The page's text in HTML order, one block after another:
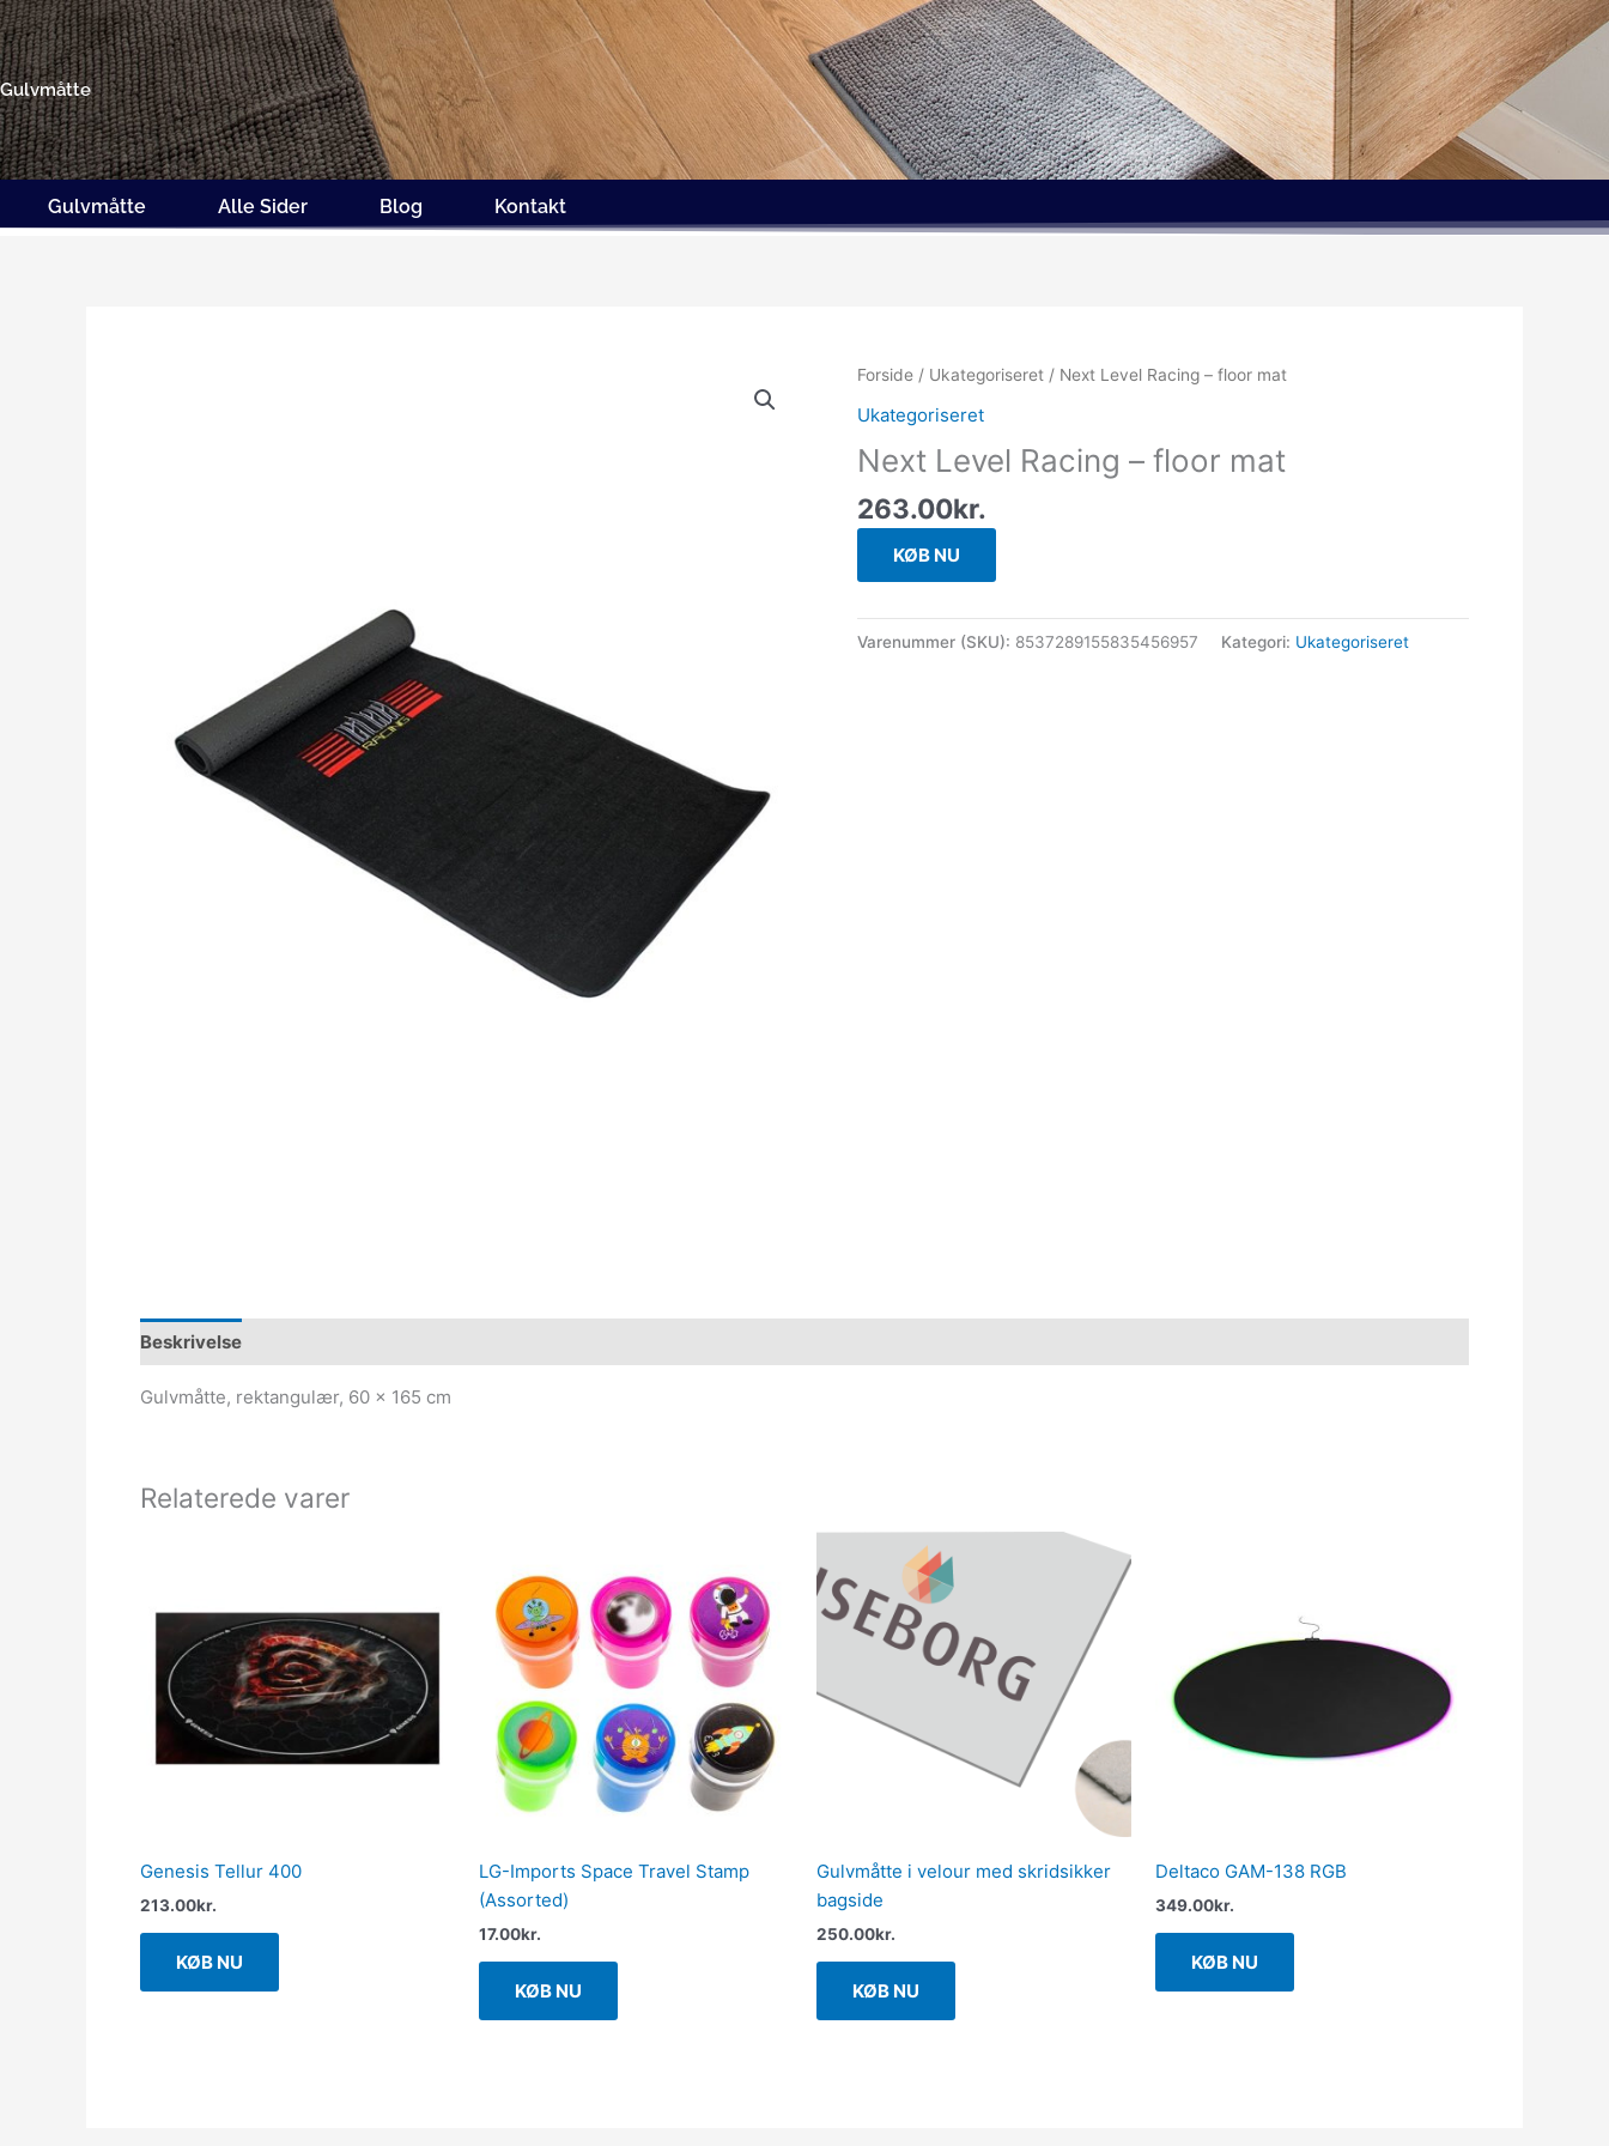
Gå
til
indholdet
Gulvmåtte
Gulvmåtte Alle Sider Blog Kontakt
Forside / Ukategoriseret / Next Level Racing – floor mat
Ukategoriseret
Next Level Racing – floor mat
263.00kr.
KØB NU
Varenummer (SKU): 8537289155835456957 Kategori: Ukategoriseret
Beskrivelse
Gulvmåtte, rektangulær, 60 x 165 cm
Relaterede varer
Genesis Tellur 400
213.00kr.
KØB NU
LG-Imports Space Travel Stamp
(Assorted)
17.00kr.
KØB NU
Gulvmåtte i velour med skridsikker
bagside
250.00kr.
KØB NU
Deltaco GAM-138 RGB
349.00kr.
KØB NU